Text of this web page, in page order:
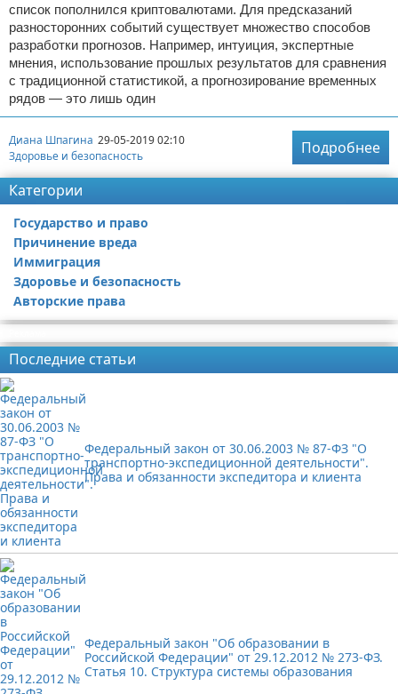
список пополнился криптовалютами. Для предсказаний
разносторонних событий существует множество способов
разработки прогнозов. Например, интуиция, экспертные
мнения, использование прошлых результатов для сравнения
с традиционной статистикой, а прогнозирование временных
рядов — это лишь один
Диана Шпагина 29-05-2019 02:10
Здоровье и безопасность
Подробнее
Категории
Государство и право
Причинение вреда
Иммиграция
Здоровье и безопасность
Авторские права
Последние статьи
Федеральный закон от 30.06.2003 № 87-ФЗ "О
транспортно-экспедиционной деятельности".
Права и обязанности экспедитора и клиента
Федеральный закон "Об образовании в
Российской Федерации" от 29.12.2012 № 273-ФЗ.
Статья 10. Структура системы образования